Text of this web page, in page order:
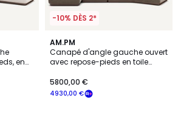
en
-10% DÈS 2*
AM.PM
Canapé d'angle gauche ouvert
avec repose-pieds en toile
4930,00 €
5800,00 €
1
/
5
7
Couleurs